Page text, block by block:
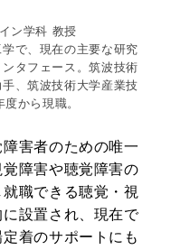
ン学科 教授
で、現在の主要な研究
タフェース。筑波技術
、筑波技術大学産業技
から現職。
害者のための唯一
障害や聴覚障害の
職できる聴覚・視
設置され、現在で
着のサポートにも